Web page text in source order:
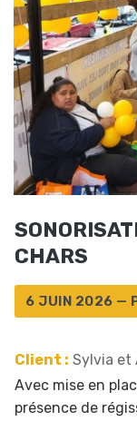
CHARS
6 JUIN 2026 —
Client : Sylvia et
Avec mise en
présence de